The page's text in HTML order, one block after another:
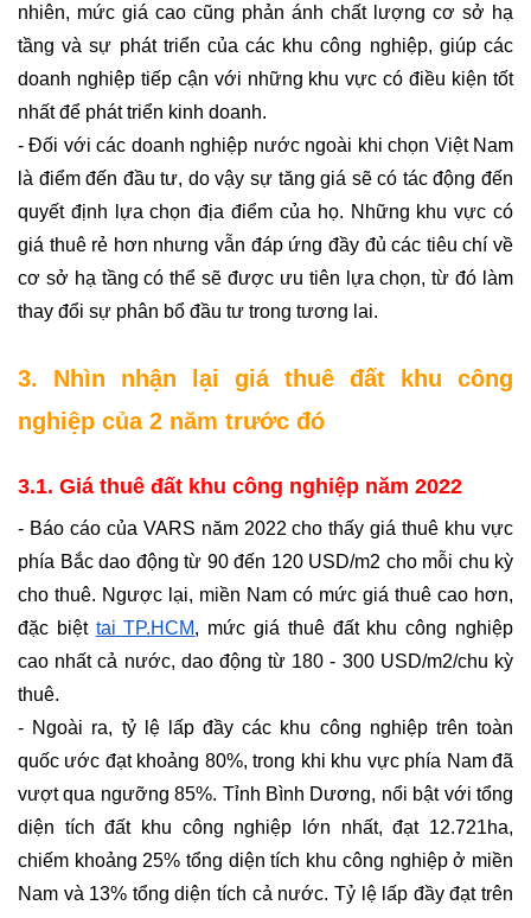
nhiên, mức giá cao cũng phản ánh chất lượng cơ sở hạ
tầng và sự phát triển của các khu công nghiệp, giúp các
doanh nghiệp tiếp cận với những khu vực có điều kiện tốt
nhất để phát triển kinh doanh.
- Đối với các doanh nghiệp nước ngoài khi chọn Việt Nam
là điểm đến đầu tư, do vậy sự tăng giá sẽ có tác động đến
quyết định lựa chọn địa điểm của họ. Những khu vực có
giá thuê rẻ hơn nhưng vẫn đáp ứng đầy đủ các tiêu chí về
cơ sở hạ tầng có thể sẽ được ưu tiên lựa chọn, từ đó làm
thay đổi sự phân bổ đầu tư trong tương lai.
3. Nhìn nhận lại giá thuê đất khu công
nghiệp của 2 năm trước đó
3.1. Giá thuê đất khu công nghiệp năm 2022
- Báo cáo của VARS năm 2022 cho thấy giá thuê khu vực
phía Bắc dao động từ 90 đến 120 USD/m2 cho mỗi chu kỳ
cho thuê. Ngược lại, miền Nam có mức giá thuê cao hơn,
đặc biệt tại TP.HCM, mức giá thuê đất khu công nghiệp
cao nhất cả nước, dao động từ 180 - 300 USD/m2/chu kỳ
thuê.
- Ngoài ra, tỷ lệ lấp đầy các khu công nghiệp trên toàn
quốc ước đạt khoảng 80%, trong khi khu vực phía Nam đã
vượt qua ngưỡng 85%. Tỉnh Bình Dương, nổi bật với tổng
diện tích đất khu công nghiệp lớn nhất, đạt 12.721ha,
chiếm khoảng 25% tổng diện tích khu công nghiệp ở miền
Nam và 13% tổng diện tích cả nước. Tỷ lệ lấp đầy đạt trên